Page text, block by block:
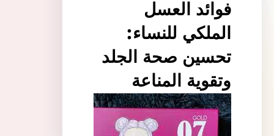
فوائد العسل
الملكي للنساء:
تحسين صحة الجلد
وتقوية المناعة